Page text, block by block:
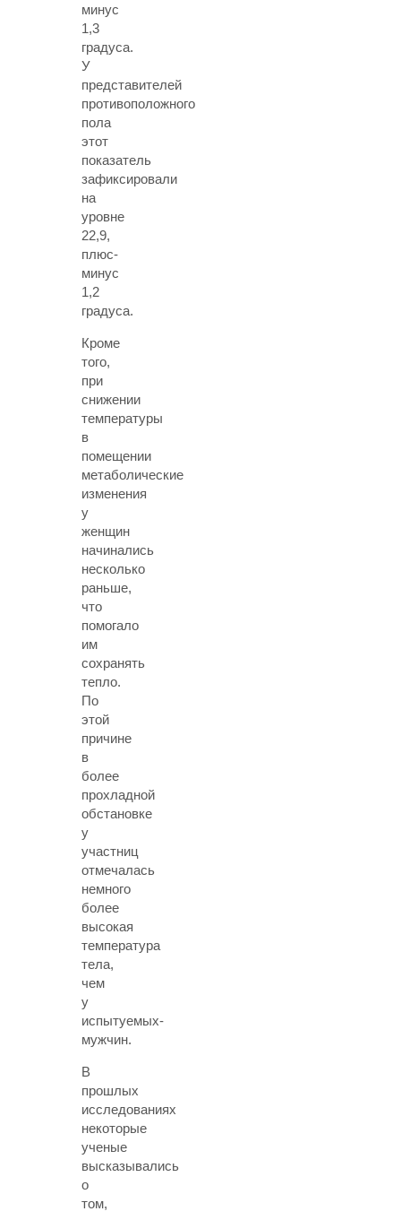
минус
1,3
градуса.
У
представителей
противоположного
пола
этот
показатель
зафиксировали
на
уровне
22,9,
плюс-
минус
1,2
градуса.
Кроме
того,
при
снижении
температуры
в
помещении
метаболические
изменения
у
женщин
начинались
несколько
раньше,
что
помогало
им
сохранять
тепло.
По
этой
причине
в
более
прохладной
обстановке
у
участниц
отмечалась
немного
более
высокая
температура
тела,
чем
у
испытуемых-
мужчин.
В
прошлых
исследованиях
некоторые
ученые
высказывались
о
том,